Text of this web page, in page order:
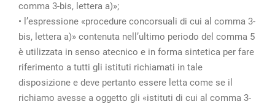
comma 3-bis, lettera a)»;
• l’espressione «procedure concorsuali di cui al comma 3-
bis, lettera a)» contenuta nell’ultimo periodo del comma 5
è utilizzata in senso atecnico e in forma sintetica per fare
riferimento a tutti gli istituti richiamati in tale
disposizione e deve pertanto essere letta come se il
richiamo avesse a oggetto gli «istituti di cui al comma 3-